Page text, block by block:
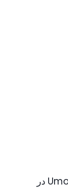
نحوه استفاده از کمان و دستورات Umount در